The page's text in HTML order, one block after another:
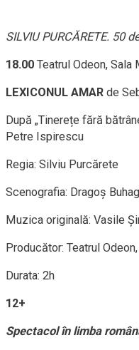
SILVIU PURCĂRETE. 50
18.00 Teatrul Odeon, Sala
LEXICONUL AMAR de
După „Tinerețe fără
Petre Ispirescu
Regia: Silviu Purcărete
Scenografia: Dragoș
Muzica originală: Vasile
Producător: Teatrul
Durata: 2h
12+
Spectacol în limba